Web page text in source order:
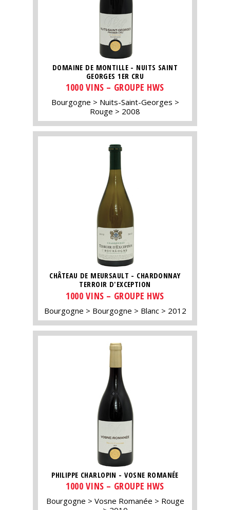
DOMAINE DE MONTILLE - NUITS SAINT
GEORGES 1ER CRU
1000 VINS – GROUPE HWS
Bourgogne
Nuits-Saint-Georges
Rouge
2008
CHÂTEAU DE MEURSAULT - CHARDONNAY
TERROIR D'EXCEPTION
1000 VINS – GROUPE HWS
Bourgogne Bourgogne Blanc 2012
PHILIPPE CHARLOPIN - VOSNE ROMANÉE
1000 VINS – GROUPE HWS
Bourgogne Vosne Romanée
Rouge